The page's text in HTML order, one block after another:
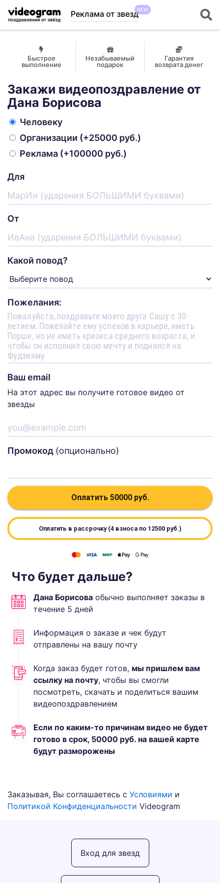
Реклама от звездNEW
Быстрое
выполнение
Незабываемый
подарок
Гарантия
возврата денег
Закажи видеопоздравление от
Дана Борисова
Человеку
Организации (+25000 руб.)
Реклама (+100000 руб.)
Для
От
Какой повод?
Пожелания:
Ваш email
На этот адрес вы получите готовое видео от
звезды
Промокод (опционально)
Оплатить 50000руб.
Оплатить в рассрочку (4 взноса по 12500руб.)
Что будет дальше?
Дана Борисова обычно выполняет заказы в
течение 5 дней
Информация о заказе и чек будут
отправлены на вашу почту
Когда заказ будет готов, мы пришлем вам
ссылку на почту, чтобы вы смогли
посмотреть, скачать и поделиться вашим
видеопоздравлением
Если по каким-то причинам видео не будет
готово в срок, 50000 руб. на вашей карте
будут разморожены
Заказывая, Вы соглашаетесь с Условиями и
Политикой Конфиденциальности Videogram
Вход для звезд